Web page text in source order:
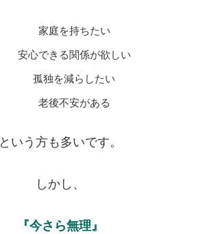
家庭を持ちたい
安心できる関係が欲しい
孤独を減らしたい
老後不安がある
という方も多いです。
しかし、
『今さら無理』